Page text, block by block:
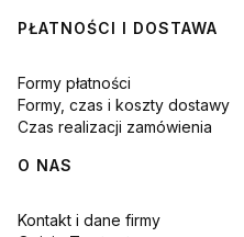
PŁATNOŚCI I DOSTAWA
Formy płatności
Formy, czas i koszty dostawy
Czas realizacji zamówienia
O NAS
Kontakt i dane firmy